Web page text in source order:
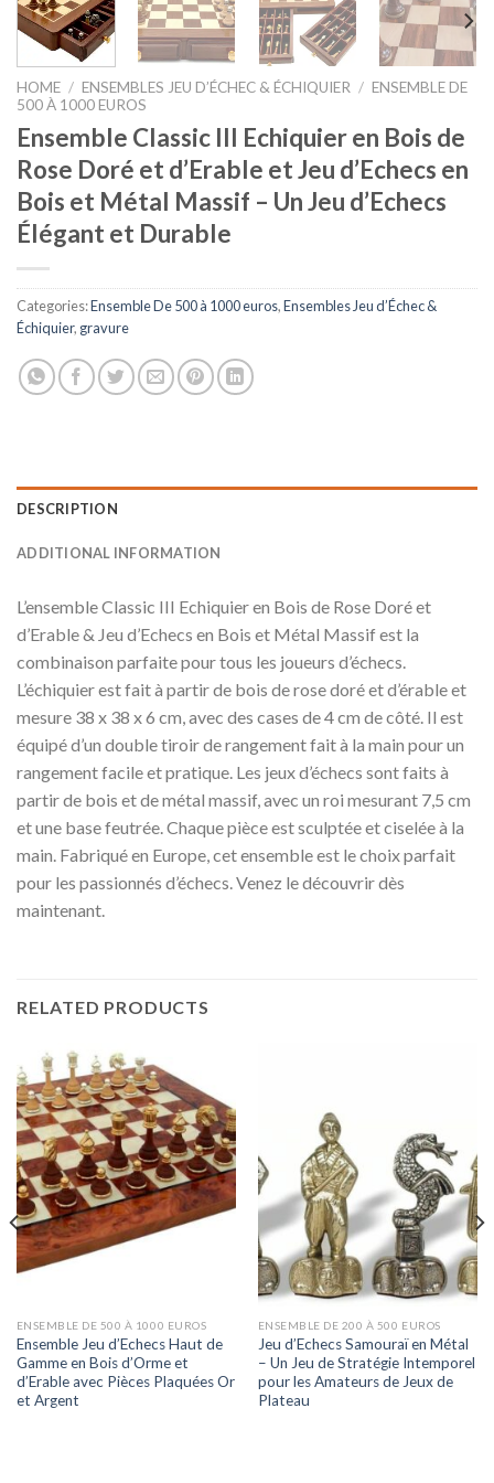
HOME / ENSEMBLES JEU D’ÉCHEC & ÉCHIQUIER / ENSEMBLE DE
500 À 1000 EUROS
Ensemble Classic III Echiquier en Bois de
Rose Doré et d’Erable et Jeu d’Echecs en
Bois et Métal Massif – Un Jeu d’Echecs
Élégant et Durable
Categories:Ensemble De 500 à 1000 euros,Ensembles Jeu d’Échec &
Échiquier, gravure
DESCRIPTION
ADDITIONAL INFORMATION
L’ensemble Classic III Echiquier en Bois de Rose Doré et
d’Erable & Jeu d’Echecs en Bois et Métal Massif est la
combinaison parfaite pour tous les joueurs d’échecs.
L’échiquier est fait à partir de bois de rose doré et d’érable et
mesure 38 x 38 x 6 cm, avec des cases de 4 cm de côté. Il est
équipé d’un double tiroir de rangement fait à la main pour un
rangement facile et pratique. Les jeux d’échecs sont faits à
partir de bois et de métal massif, avec un roi mesurant 7,5 cm
et une base feutrée. Chaque pièce est sculptée et ciselée à la
main. Fabriqué en Europe, cet ensemble est le choix parfait
pour les passionnés d’échecs. Venez le découvrir dès
maintenant.
RELATED PRODUCTS
ENSEMBLE DE 500 À 1000 EUROS
Ensemble Jeu d’Echecs Haut de
Gamme en Bois d’Orme et
d’Erable avec Pièces Plaquées Or
et Argent
ENSEMBLE DE 200 À 500 EUROS
Jeu d’Echecs Samouraï en Métal
– Un Jeu de Stratégie Intemporel
pour les Amateurs de Jeux de
Plateau